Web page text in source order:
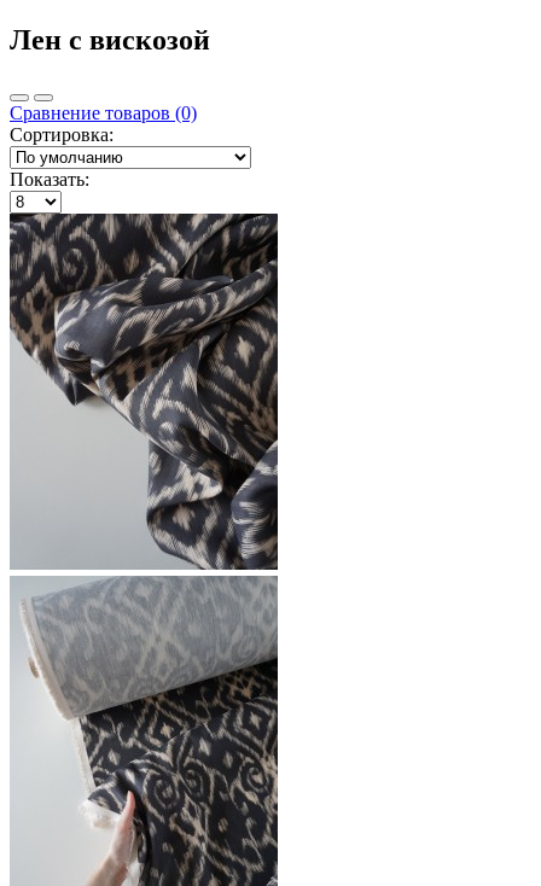
Лен с вискозой
Сравнение товаров (0)
Сортировка:
Показать: